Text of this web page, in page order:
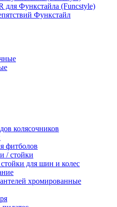
для Функстайла (Funcstyle)
Функстайл
колясочников
фитболов
/ стойки
для шин и колес
хромированные